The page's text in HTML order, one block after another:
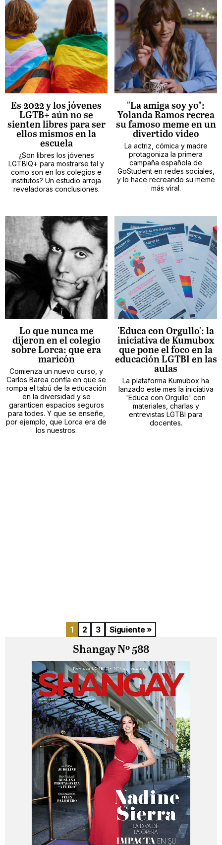
Es 2022 y los jóvenes
LGTB+ aún no se
sienten libres para ser
ellos mismos en la
escuela
¿Son libres los jóvenes
LGTBIQ+ para mostrarse tal y
como son en los colegios e
institutos? Un estudio arroja
reveladoras conclusiones.
"La amiga soy yo":
Yolanda Ramos recrea
su famoso meme en un
divertido vídeo
La actriz, cómica y madre
protagoniza la primera
campaña española de
GoStudent en redes sociales,
y lo hace recreando su meme
más viral.
Lo que nunca me
dijeron en el colegio
sobre Lorca: que era
maricón
Comienza un nuevo curso, y
Carlos Barea confía en que se
rompa el tabú de la educación
en la diversidad y se
garanticen espacios seguros
para todes. Y que se enseñe,
por ejemplo, que Lorca era de
los nuestros.
'Educa con Orgullo': la
iniciativa de Kumubox
que pone el foco en la
educación LGTBI en las
aulas
La plataforma Kumubox ha
lanzado este mes la iniciativa
'Educa con Orgullo' con
materiales, charlas y
entrevistas LGTBI para
docentes.
1 2 3 Siguiente »
Shangay Nº 588